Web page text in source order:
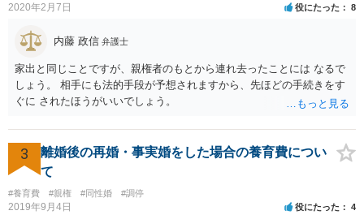
2020年2月7日 役にたった 8
内藤 政信 弁護士
家出と同じことですが、親権者のもとから連れ去ったことには なるで
しょう。 相手にも法的手段が予想されますから、先ほどの手続きをす
ぐに されたほうがいいでしょう。
3
離婚後の再婚・事実婚をした場合の養育費につい
て
#養育費 #親権 #同性婚 #調停
2019年9月4日 役にたった 4